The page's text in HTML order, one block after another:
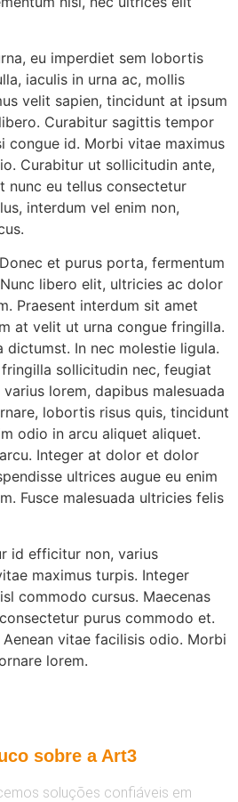
eu imperdiet sem lobortis
iaculis in urna ac, mollis
velit sapien, tincidunt at ipsum
Curabitur sagittis tempor
congue id. Morbi vitae maximus
Curabitur ut sollicitudin ante,
nunc eu tellus consectetur
interdum vel enim non,
et purus porta, fermentum
libero elit, ultricies ac dolor
Praesent interdum sit amet
at velit ut urna congue fringilla.
dictumst. In nec molestie ligula.
sollicitudin nec, feugiat
lorem, dapibus malesuada
lobortis risus quis, tincidunt
odio in arcu aliquet aliquet.
Integer at dolor et dolor
ultrices augue eu enim
Fusce malesuada ultricies felis
id efficitur non, varius
maximus turpis. Integer
commodo cursus. Maecenas
purus commodo et.
vitae facilisis odio. Morbi
lorem.
sobre a Art3
soluções confiáveis em